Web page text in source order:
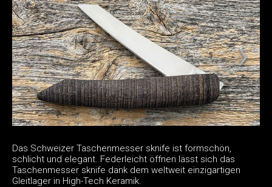
Das Schweizer Taschenmesser sknife ist formschön,
schlicht und elegant. Federleicht öffnen lässt sich das
Taschenmesser sknife dank dem weltweit einzigartigen
Gleitlager in High-Tech Keramik.